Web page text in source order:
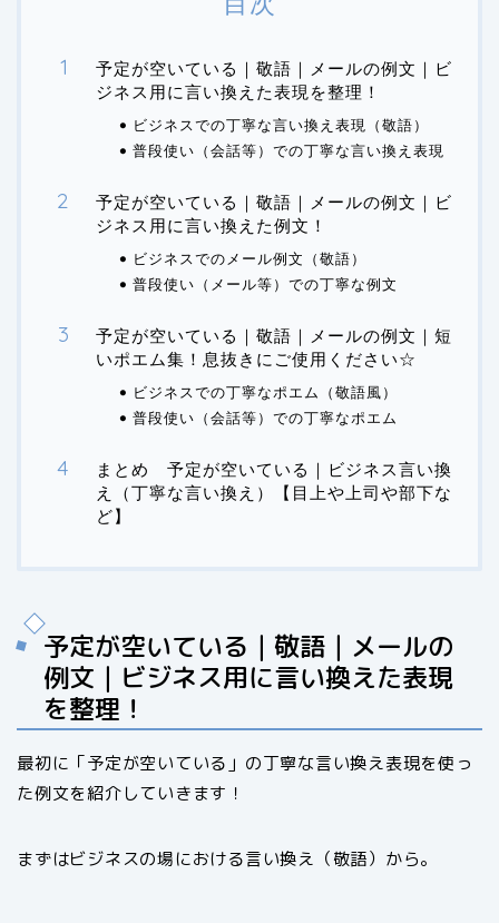
予定が空いている｜敬語｜メールの例文｜ビ
ジネス用に言い換えた表現を整理！
ビジネスでの丁寧な言い換え表現（敬語）
普段使い（会話等）での丁寧な言い換え表現
予定が空いている｜敬語｜メールの例文｜ビ
ジネス用に言い換えた例文！
ビジネスでのメール例文（敬語）
普段使い（メール等）での丁寧な例文
予定が空いている｜敬語｜メールの例文｜短
いポエム集！息抜きにご使用ください☆
ビジネスでの丁寧なポエム（敬語風）
普段使い（会話等）での丁寧なポエム
まとめ 予定が空いている｜ビジネス言い換
え（丁寧な言い換え）【目上や上司や部下な
ど】
予定が空いている｜敬語｜メールの
例文｜ビジネス用に言い換えた表現
を整理！
最初に「予定が空いている」の丁寧な言い換え表現を使っ
た例文を紹介していきます！
まずはビジネスの場における言い換え（敬語）から。